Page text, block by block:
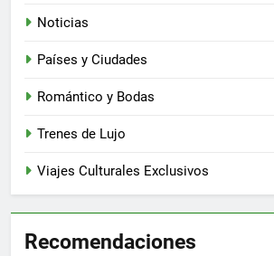
Noticias
Países y Ciudades
Romántico y Bodas
Trenes de Lujo
Viajes Culturales Exclusivos
Recomendaciones